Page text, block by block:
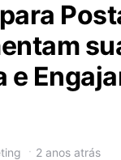
e
2 anos atrás